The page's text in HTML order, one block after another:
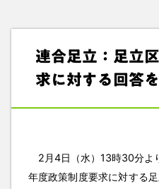
連合足立：足立
求に対する回答
2月4日（水）13時30分よ
年度政策制度要求に対する